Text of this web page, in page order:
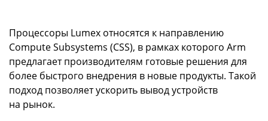
Процессоры Lumex относятся к направлению
Compute Subsystems (CSS), в рамках которого Arm
предлагает производителям готовые решения для
более быстрого внедрения в новые продукты. Такой
подход позволяет ускорить вывод устройств
на рынок.